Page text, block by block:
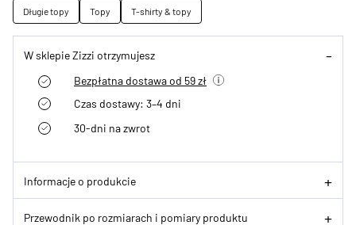
Długie topy Topy T-shirty & topy
W sklepie Zizzi otrzymujesz
Bezpłatna dostawa od 59 zł
Czas dostawy: 3–4 dni
30-dni na zwrot
Informacje o produkcie
Przewodnik po rozmiarach i pomiary produktu